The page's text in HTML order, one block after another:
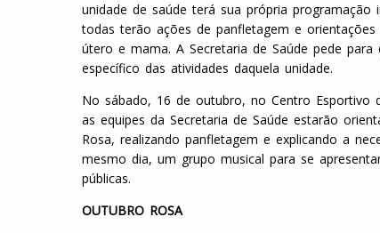
unidade de saúde terá sua própria
todas terão ações de panfletagem e
útero e mama. A Secretaria de Saúde pede
específico das atividades daquela unidade.
No sábado, 16 de outubro, no Centro Esportivo
as equipes da Secretaria de Saúde estarão
Rosa, realizando panfletagem e explicando a
mesmo dia, um grupo musical para se
públicas.
OUTUBRO ROSA